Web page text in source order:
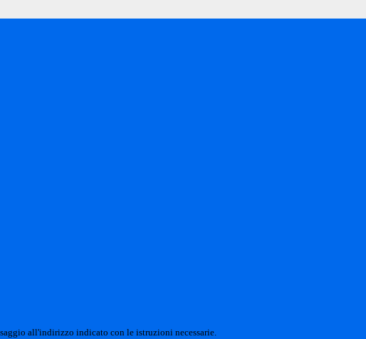
all'indirizzo indicato con le istruzioni necessarie.